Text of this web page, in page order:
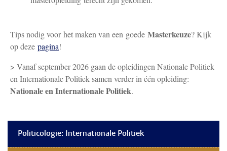
Tips nodig voor het maken van een goede Masterkeuze? Kijk
op deze pagina!
> Vanaf september 2026 gaan de opleidingen Nationale Politiek
en Internationale Politiek samen verder in één opleiding:
Nationale en Internationale Politiek.
Politicologie: Internationale Politiek